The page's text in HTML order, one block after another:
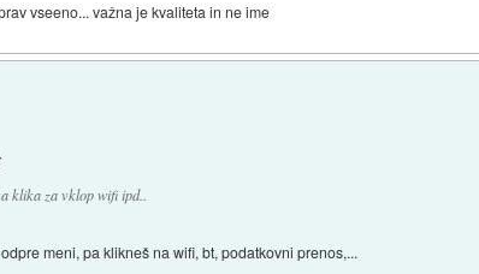
vseeno... važna je kvaliteta in ne ime
klika za vklop wifi ipd..
meni, pa klikneš na wifi, bt, podatkovni prenos,...